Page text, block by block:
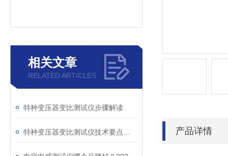
相关文章
RELATED ARTICLES
特种变压器变比测试仪步骤解读
产品详情